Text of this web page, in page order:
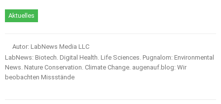
Aktuelles
Autor: LabNews Media LLC
LabNews: Biotech. Digital Health. Life Sciences. Pugnalom: Environmental
News. Nature Conservation. Climate Change. augenauf.blog: Wir
beobachten Missstände